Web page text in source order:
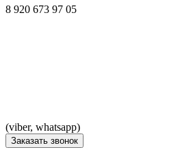
8 920 673 97 05
(viber, whatsapp)
Заказать звонок